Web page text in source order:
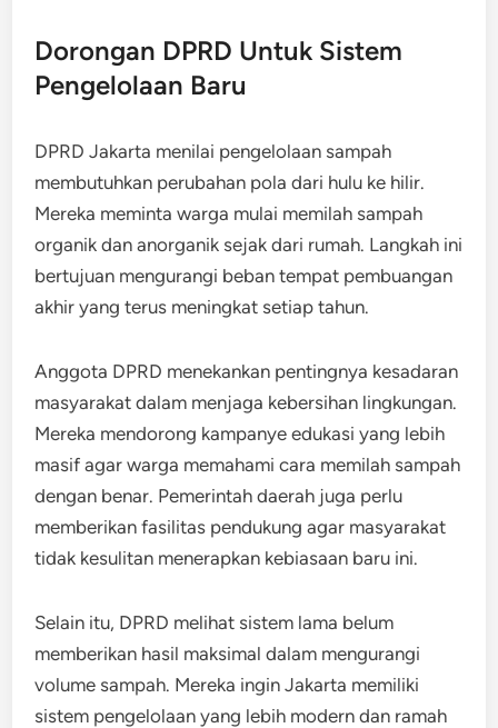
Dorongan DPRD Untuk Sistem
Pengelolaan Baru
DPRD Jakarta menilai pengelolaan sampah
membutuhkan perubahan pola dari hulu ke hilir.
Mereka meminta warga mulai memilah sampah
organik dan anorganik sejak dari rumah. Langkah ini
bertujuan mengurangi beban tempat pembuangan
akhir yang terus meningkat setiap tahun.
Anggota DPRD menekankan pentingnya kesadaran
masyarakat dalam menjaga kebersihan lingkungan.
Mereka mendorong kampanye edukasi yang lebih
masif agar warga memahami cara memilah sampah
dengan benar. Pemerintah daerah juga perlu
memberikan fasilitas pendukung agar masyarakat
tidak kesulitan menerapkan kebiasaan baru ini.
Selain itu, DPRD melihat sistem lama belum
memberikan hasil maksimal dalam mengurangi
volume sampah. Mereka ingin Jakarta memiliki
sistem pengelolaan yang lebih modern dan ramah